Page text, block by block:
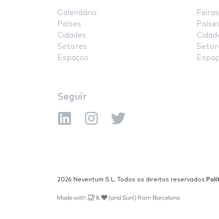
Calendário
Países
Cidades
Setores
Espaços
Feiras
Seguir
2026 Neventum S.L. Todos os direitos reservados